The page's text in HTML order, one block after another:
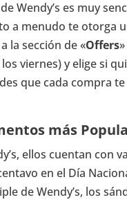
Wendy’s es muy
a menudo te otorga
la sección de «Offers
viernes) y elige si
que cada compra
más
ellos cuentan con
en el Día
de Wendy’s, los